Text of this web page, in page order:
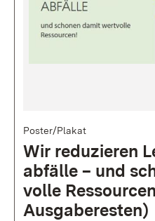
Poster/Plakat
Wir reduzieren
abfälle – und
volle
Ausgabe­resten)